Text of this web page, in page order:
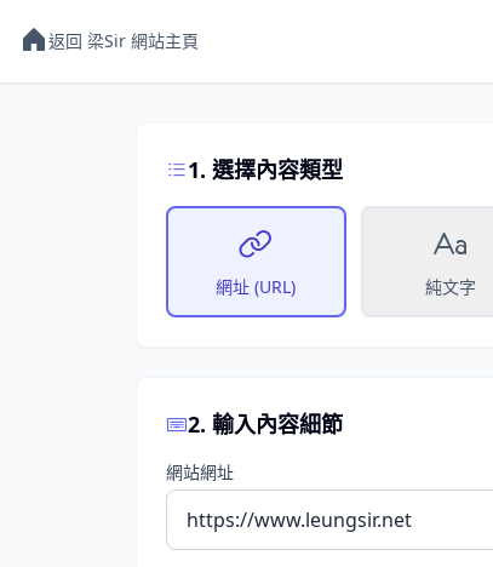
返回 梁Sir 網站主頁
1. 選擇內容類型
網址 (URL) 純文字
2. 輸入內容細節
網站網址